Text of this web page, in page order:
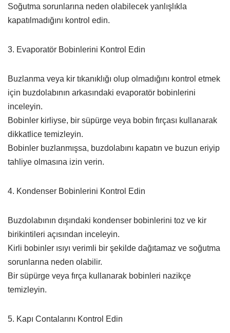
Soğutma sorunlarına neden olabilecek yanlışlıkla
kapatılmadığını kontrol edin.
3. Evaporatör Bobinlerini Kontrol Edin
Buzlanma veya kir tıkanıklığı olup olmadığını kontrol etmek
için buzdolabının arkasındaki evaporatör bobinlerini
inceleyin.
Bobinler kirliyse, bir süpürge veya bobin fırçası kullanarak
dikkatlice temizleyin.
Bobinler buzlanmışsa, buzdolabını kapatın ve buzun eriyip
tahliye olmasına izin verin.
4. Kondenser Bobinlerini Kontrol Edin
Buzdolabının dışındaki kondenser bobinlerini toz ve kir
birikintileri açısından inceleyin.
Kirli bobinler ısıyı verimli bir şekilde dağıtamaz ve soğutma
sorunlarına neden olabilir.
Bir süpürge veya fırça kullanarak bobinleri nazikçe
temizleyin.
5. Kapı Contalarını Kontrol Edin